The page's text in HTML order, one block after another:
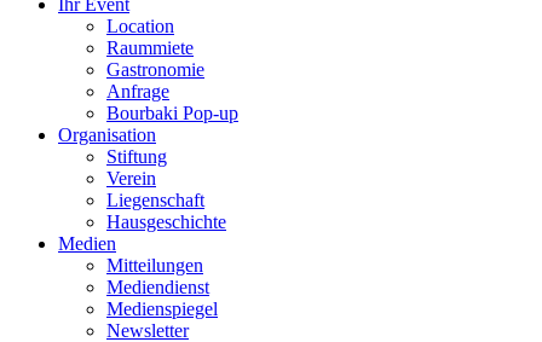
Ihr Event
Location
Raummiete
Gastronomie
Anfrage
Bourbaki Pop-up
Organisation
Stiftung
Verein
Liegenschaft
Hausgeschichte
Medien
Mitteilungen
Mediendienst
Medienspiegel
Newsletter